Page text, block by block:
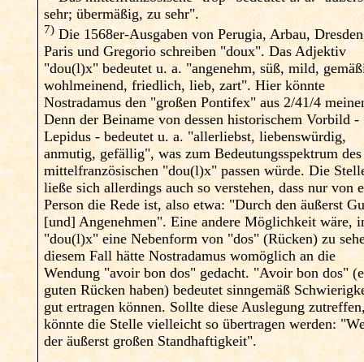
sehr; übermäßig, zu sehr".
7) Die 1568er-Ausgaben von Perugia, Arbau,
Paris und Gregorio schreiben "doux". Das Adjektiv
"dou(l)x" bedeutet u. a. "angenehm, süß, mild,
wohlmeinend, friedlich, lieb, zart". Hier könnte
Nostradamus den "großen Pontifex" aus 2/41/4
Denn der Beiname von dessen historischem Vorbild -
Lepidus - bedeutet u. a. "allerliebst, liebenswürdig,
anmutig, gefällig", was zum Bedeutungsspektrum des
mittelfranzösischen "dou(l)x" passen würde. Die
ließe sich allerdings auch so verstehen, dass nur von
Person die Rede ist, also etwa: "Durch den äußerst
[und] Angenehmen". Eine andere Möglichkeit wäre,
"dou(l)x" eine Nebenform von "dos" (Rücken) zu
diesem Fall hätte Nostradamus womöglich an die
Wendung "avoir bon dos" gedacht. "Avoir bon dos"
guten Rücken haben) bedeutet sinngemäß
gut ertragen können. Sollte diese Auslegung
könnte die Stelle vielleicht so übertragen werden:
der äußerst großen Standhaftigkeit".